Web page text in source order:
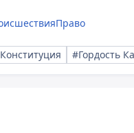
Право
#Гордость